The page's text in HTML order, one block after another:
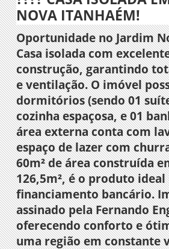
NOVA ITANHAÉM!
Oportunidade no Jardim
Casa isolada com
construção, garantindo
e ventilação. O imóvel
dormitórios (sendo 01
cozinha espaçosa, e 01
área externa conta com
espaço de lazer com
60m² de área construída
126,5m², é o produto ideal
financiamento bancário.
assinado pela Fernando
oferecendo conforto e
uma região em constante